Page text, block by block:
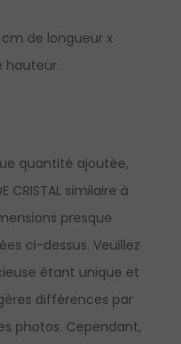
cm de longueur x
hauteur.
quantité ajoutée,
CRISTAL similaire à
presque
ci-dessus. Veuillez
étant unique et
différences par
photos. Cependant,